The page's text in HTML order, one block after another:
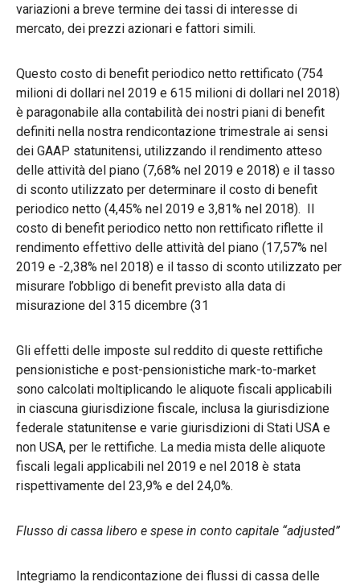
variazioni a breve termine dei tassi di interesse di
mercato, dei prezzi azionari e fattori simili.
Questo costo di benefit periodico netto rettificato (754
milioni di dollari nel 2019 e 615 milioni di dollari nel 2018)
è paragonabile alla contabilità dei nostri piani di benefit
definiti nella nostra rendicontazione trimestrale ai sensi
dei GAAP statunitensi, utilizzando il rendimento atteso
delle attività del piano (7,68% nel 2019 e 2018) e il tasso
di sconto utilizzato per determinare il costo di benefit
periodico netto (4,45% nel 2019 e 3,81% nel 2018). Il
costo di benefit periodico netto non rettificato riflette il
rendimento effettivo delle attività del piano (17,57% nel
2019 e -2,38% nel 2018) e il tasso di sconto utilizzato per
misurare l’obbligo di benefit previsto alla data di
misurazione del 315 dicembre (31
Gli effetti delle imposte sul reddito di queste rettifiche
pensionistiche e post-pensionistiche mark-to-market
sono calcolati moltiplicando le aliquote fiscali applicabili
in ciascuna giurisdizione fiscale, inclusa la giurisdizione
federale statunitense e varie giurisdizioni di Stati USA e
non USA, per le rettifiche. La media mista delle aliquote
fiscali legali applicabili nel 2019 e nel 2018 è stata
rispettivamente del 23,9% e del 24,0%.
Flusso di cassa libero e spese in conto capitale “adjusted”
Integriamo la rendicontazione dei flussi di cassa delle